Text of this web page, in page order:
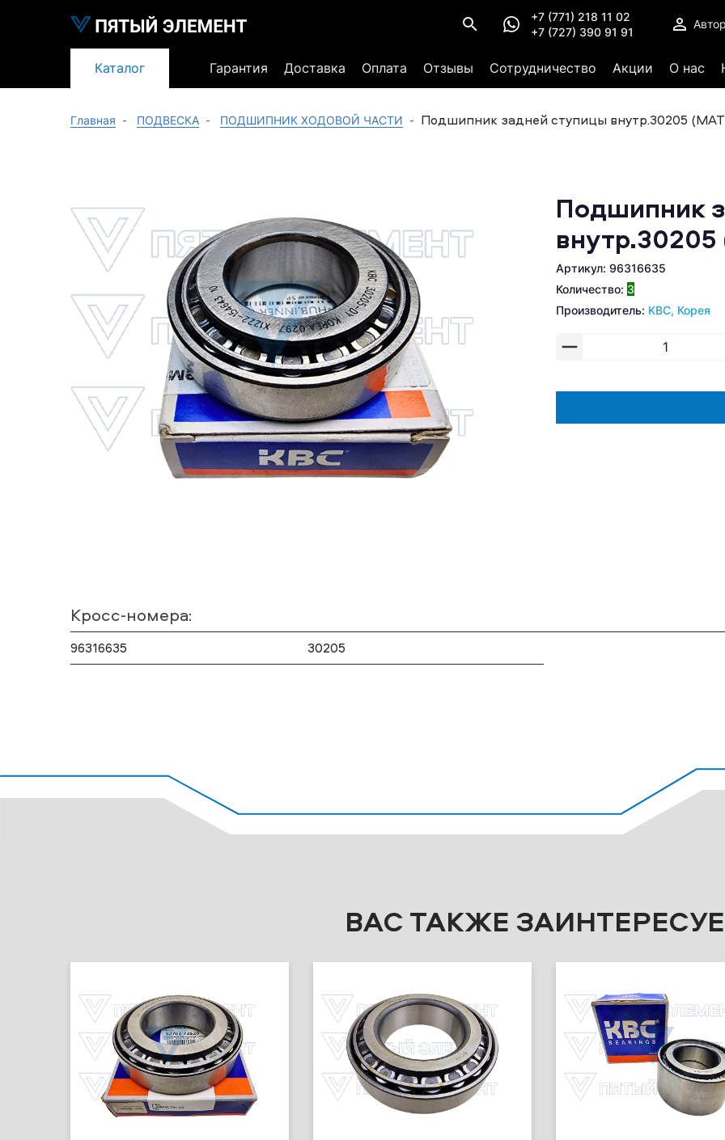
+7 (771) 218 11 02
+7 (727) 390 91 91
Каталог Гарантия Доставка Оплата Отзывы Сотрудничество Акции О нас
Главная ПОДВЕСКА ПОДШИПНИК ХОДОВОЙ ЧАСТИ Подшипник задней ступицы внутр.30205
Подшипник
внутр.30205
Артикул: 96316635
Количество: 3
Производитель: KBC, Корея
Кросс-номера:
96316635 30205
ВАС ТАКЖЕ